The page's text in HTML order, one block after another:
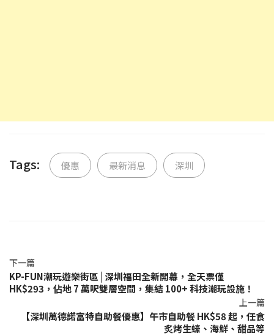
Tags: 優惠 最新消息 深圳
下一篇
KP-FUN潮玩遊樂街區 | 深圳福田全新開幕，全天票僅
HK$293，佔地 7 萬呎雙層空間，集結 100+ 科技潮玩設施！
上一篇
【深圳萬德諾富特自助餐優惠】午市自助餐 HK$58 起，任食
炙烤生蠔、海鮮、甜品等